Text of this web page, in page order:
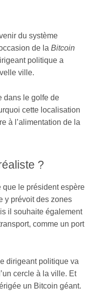
du système
de la Bitcoin
politique a
ville.
dans le golfe de
cette localisation
à l’alimentation de la
?
que le président espère
y prévoit des zones
il souhaite également
comme un port
dirigeant politique va
cercle à la ville. Et
un Bitcoin géant.